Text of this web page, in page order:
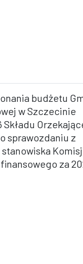
budżetu
w Szczecinie
sprawozdaniu z
za